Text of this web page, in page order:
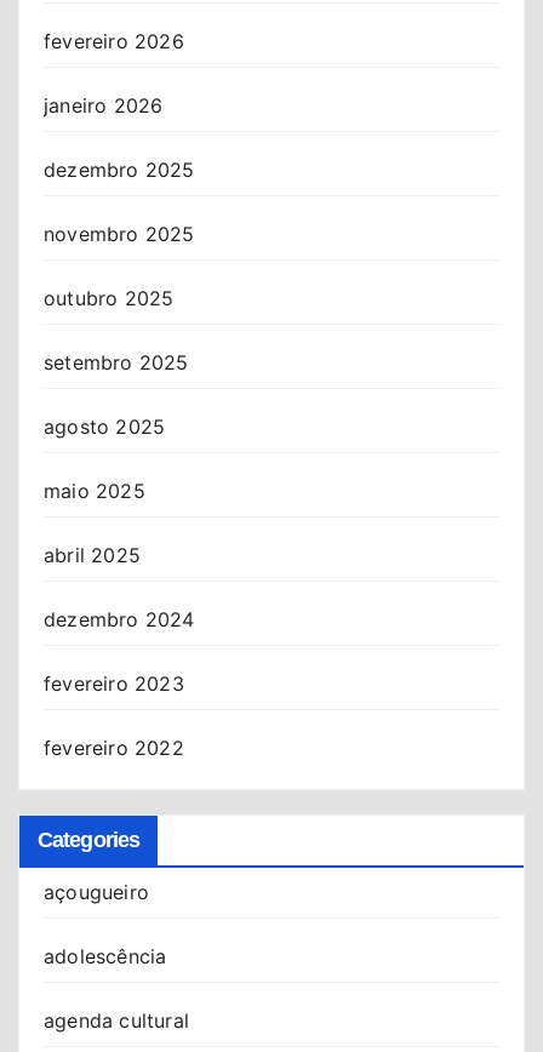
fevereiro 2026
janeiro 2026
dezembro 2025
novembro 2025
outubro 2025
setembro 2025
agosto 2025
maio 2025
abril 2025
dezembro 2024
fevereiro 2023
fevereiro 2022
Categories
açougueiro
adolescência
agenda cultural